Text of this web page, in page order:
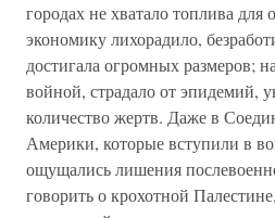
городах не хватало топлива
экономику лихорадило,
достигала огромных размеров;
войной, страдало от эпидемий,
количество жертв. Даже в
Америки, которые вступили в
ощущались лишения
говорить о крохотной